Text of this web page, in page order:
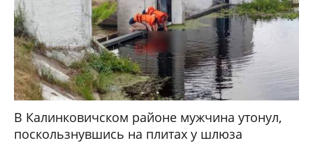
В Калинковичском районе мужчина утонул,
поскользнувшись на плитах у шлюза